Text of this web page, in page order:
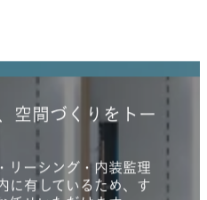
が、地域の課題を
とした全国の事業拠点
社が、多様なニーズにお
倒的知見で、安定
の商業施設出店を長年
そこで築いたお客様との
たサービスを継続的に
空間づくりをトー
リーシング・内装監理
に有しているため、 す